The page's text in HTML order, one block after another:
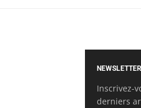
NEWSLETTER
Inscrivez-
derniers